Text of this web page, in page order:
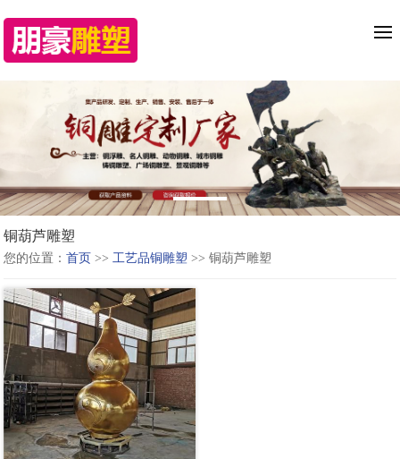
铜葫芦雕塑
您的位置：首页 >>工艺品铜雕塑 >> 铜葫芦雕塑